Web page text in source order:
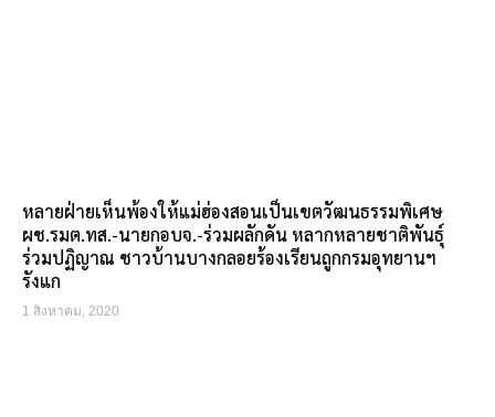
หลายฝ่ายเห็นพ้องให้แม่ฮ่องสอนเป็นเขตวัฒนธรรมพิเศษ
ผช.รมต.ทส.-นายกอบจ.-ร่วมผลักดัน หลากหลายชาติพันธุ์
ร่วมปฏิญาณ ชาวบ้านบางกลอยร้องเรียนถูกกรมอุทยานฯ
รังแก
1 สิงหาคม, 2020